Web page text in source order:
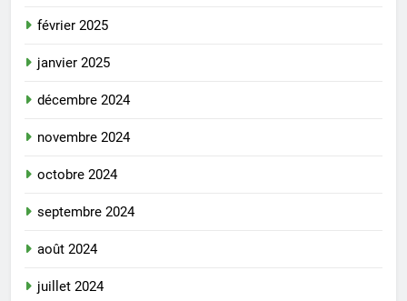
février 2025
janvier 2025
décembre 2024
novembre 2024
octobre 2024
septembre 2024
août 2024
juillet 2024